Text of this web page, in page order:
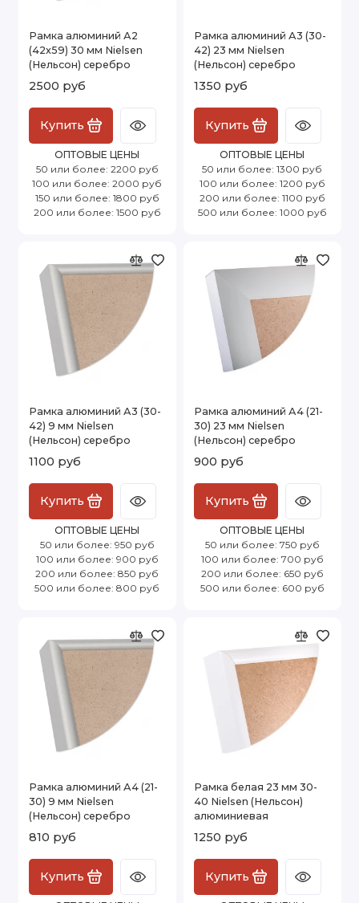
Рамка алюминий А2
(42х59) 30 мм Nielsen
(Нельсон) серебро
2500 руб
Купить
ОПТОВЫЕ ЦЕНЫ
50 или более: 2200 руб
100 или более: 2000 руб
150 или более: 1800 руб
200 или более: 1500 руб
Рамка алюминий А3 (30-
42) 23 мм Nielsen
(Нельсон) серебро
1350 руб
Купить
ОПТОВЫЕ ЦЕНЫ
50 или более: 1300 руб
100 или более: 1200 руб
200 или более: 1100 руб
500 или более: 1000 руб
Рамка алюминий А3 (30-
42) 9 мм Nielsen
(Нельсон) серебро
1100 руб
Купить
ОПТОВЫЕ ЦЕНЫ
50 или более: 950 руб
100 или более: 900 руб
200 или более: 850 руб
500 или более: 800 руб
Рамка алюминий А4 (21-
30) 23 мм Nielsen
(Нельсон) серебро
900 руб
Купить
ОПТОВЫЕ ЦЕНЫ
50 или более: 750 руб
100 или более: 700 руб
200 или более: 650 руб
500 или более: 600 руб
Рамка алюминий А4 (21-
30) 9 мм Nielsen
(Нельсон) серебро
810 руб
Купить
Рамка белая 23 мм 30-
40 Nielsen (Нельсон)
алюминиевая
1250 руб
Купить